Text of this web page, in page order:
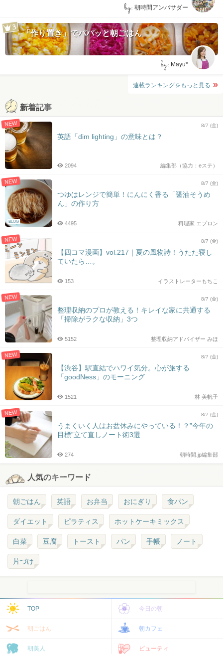
by: 朝時間アンバサダー
「作り置き」でパパッと朝ごはん
by: Mayu*
連載ランキングをもっと見る
新着記事
NEW 8/7 (金)
英語「dim lighting」の意味とは？
編集部（協力：eステ）
2094
NEW
BLOG
8/7 (金)
つゆはレンジで簡単！にんにく香る「醤油そうめ
ん」の作り方
料理家 エプロン
4495
NEW 8/7 (金)
【四コマ漫画】vol.217｜夏の風物詩！うたた寝し
ていたら…。
イラストレーターもちこ
153
NEW 8/7 (金)
整理収納のプロが教える！キレイな家に共通する
「掃除がラクな収納」3つ
整理収納アドバイザー みほ
5152
NEW 8/7 (金)
【渋谷】駅直結でハワイ気分。心が旅する
「goodNess」のモーニング
林 美帆子
1521
NEW 8/7 (金)
うまくいく人はお盆休みにやっている！？”今年の
目標”立て直しノート術3選
朝時間.jp編集部
274
人気のキーワード
朝ごはん 英語 お弁当 おにぎり 食パン
ダイエット ピラティス ホットケーキミックス
白菜 豆腐 トースト パン 手帳 ノート
片づけ
TOP 今日の朝
朝ごはん 朝カフェ
朝美人 ビューティ